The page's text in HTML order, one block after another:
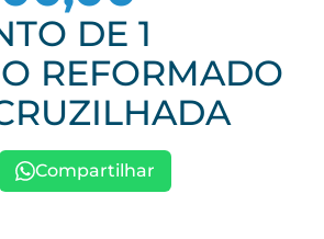
DE 1
REFORMADO
Compartilhar